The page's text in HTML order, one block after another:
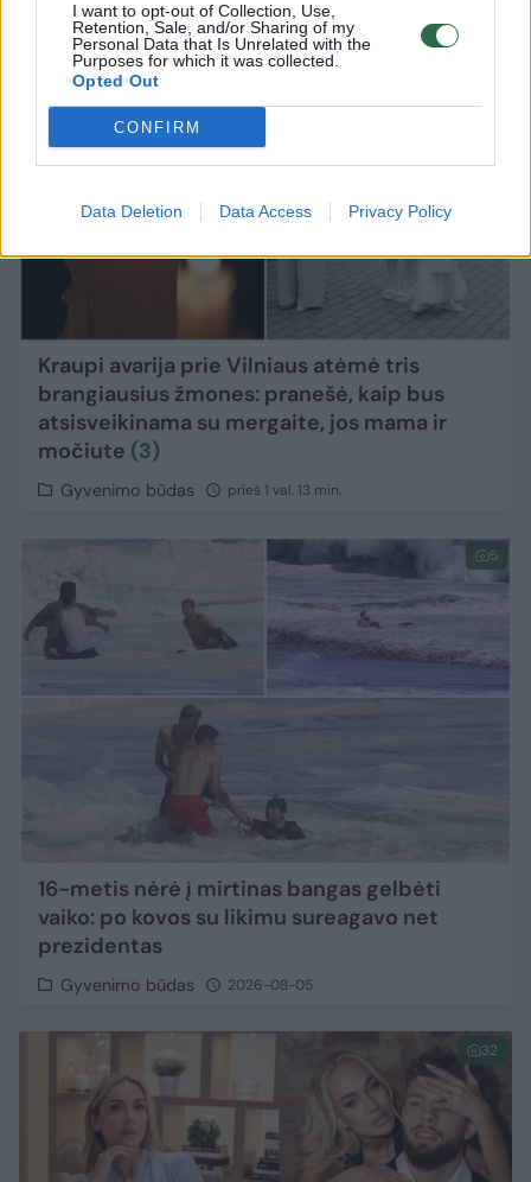
I want to opt-out of Collection, Use,
Retention, Sale, and/or Sharing of my
Personal Data that Is Unrelated with the
Purposes for which it was collected.
Opted Out
CONFIRM
Data Deletion Data Access Privacy Policy
Kraupi avarija prie Vilniaus atėmė tris
brangiausius žmones: pranešė, kaip bus
atsisveikinama su mergaite, jos mama ir
močiute (3)
Gyvenimo būdas prieš 1 val. 13 min.
5
16-metis nėrė į mirtinas bangas gelbėti
vaiko: po kovos su likimu sureagavo net
prezidentas
Gyvenimo būdas 2026-08-05
32